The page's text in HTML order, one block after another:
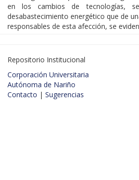
en los cambios de tecnologías,
desabastecimiento energético que de
responsables de esta afección, se
Repositorio Institucional
Corporación Universitaria
Autónoma de Nariño
Contacto | Sugerencias